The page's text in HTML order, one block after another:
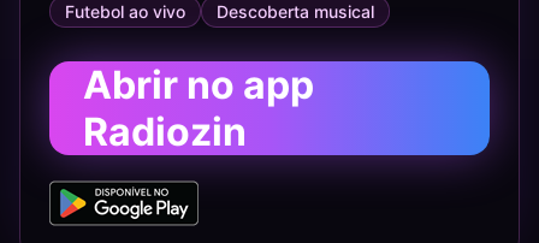
Futebol ao vivo
Descoberta musical
Abrir no app
Radiozin